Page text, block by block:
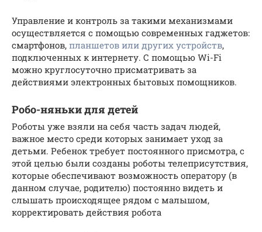
Управление и контроль за такими механизмами
осуществляется с помощью современных гаджетов:
смартфонов, планшетов или других устройств,
подключенных к интернету. С помощью Wi-Fi
можно круглосуточно присматривать за
действиями электронных бытовых помощников.
Робо-няньки для детей
Роботы уже взяли на себя часть задач людей,
важное место среди которых занимает уход за
детьми. Ребенок требует постоянного присмотра, с
этой целью были созданы роботы телеприсутствия,
которые обеспечивают возможность оператору (в
данном случае, родителю) постоянно видеть и
слышать происходящее рядом с малышом,
корректировать действия робота